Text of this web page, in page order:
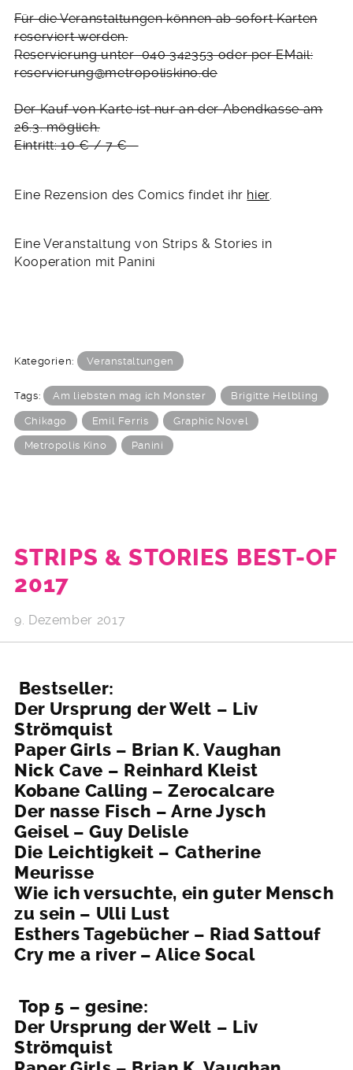
Für die Veranstaltungen können ab sofort Karten
reserviert werden.
Reservierung unter 040 342353 oder per EMail:
reservierung@metropoliskino.de
Der Kauf von Karte ist nur an der Abendkasse am
26.3. möglich.
Eintritt: 10 € / 7 €
Eine Rezension des Comics findet ihr hier
Eine Veranstaltung von Strips & Stories in
Kooperation mit Panini
Kategorien: Veranstaltungen
Tags: Am liebsten mag ich Monster Brigitte Helbling
Chikago Emil Ferris Graphic Novel
Metropolis Kino Panini
STRIPS & STORIES BEST-OF
2017
9. Dezember 2017
Bestseller:
Der Ursprung der Welt – Liv
Strömquist
Paper Girls – Brian K. Vaughan
Nick Cave – Reinhard Kleist
Kobane Calling – Zerocalcare
Der nasse Fisch – Arne Jysch
Geisel – Guy Delisle
Die Leichtigkeit – Catherine
Meurisse
Wie ich versuchte, ein guter Mensch
zu sein – Ulli Lust
Esthers Tagebücher – Riad Sattouf
Cry me a river – Alice Socal
Top 5 – gesine:
Der Ursprung der Welt – Liv
Strömquist